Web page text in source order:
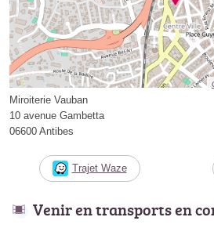
Miroiterie Vauban
10 avenue Gambetta
06600 Antibes
Trajet Waze
Venir en transports en